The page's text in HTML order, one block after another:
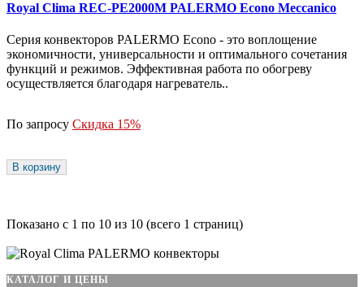
Royal Clima REC-PE2000M PALERMO Econo Meccanico
Серия конвекторов PALERMO Econo - это воплощение
экономичности, универсальности и оптимального сочетания
функций и режимов. Эффективная работа по обогреву
осуществляется благодаря нагреватель..
По запросу Скидка 15%
В корзину
Показано с 1 по 10 из 10 (всего 1 страниц)
КАТАЛОГ И ЦЕНЫ